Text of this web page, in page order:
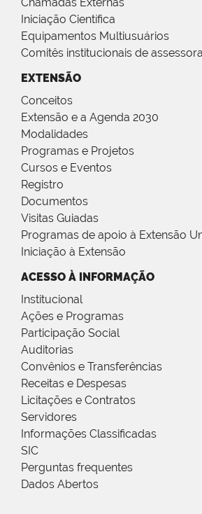
Iniciação Científica
Equipamentos Multiusuários
Comitês institucionais de
EXTENSÃO
Conceitos
Extensão e a Agenda 2030
Modalidades
Programas e Projetos
Cursos e Eventos
Registro
Documentos
Visitas Guiadas
Programas de apoio à Extensão
Iniciação à Extensão
ACESSO À INFORMAÇÃO
Institucional
Ações e Programas
Participação Social
Auditorias
Convênios e Transferências
Receitas e Despesas
Licitações e Contratos
Servidores
Informações Classificadas
SIC
Perguntas frequentes
Dados Abertos